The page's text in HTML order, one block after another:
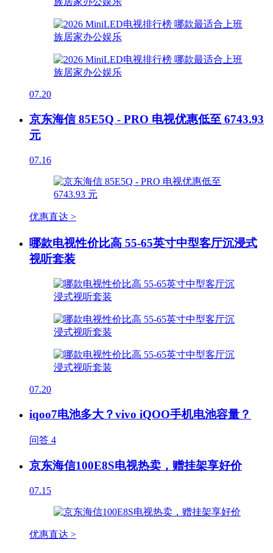
07.20
京东海信 85E5Q - PRO 电视优惠低至 6743.93
元
07.16
优惠直达 >
哪款电视性价比高 55-65英寸中型客厅沉浸式
视听套装
07.20
iqoo7电池多大？vivo iQOO手机电池容量？
问答 4
京东海信100E8S电视热卖，赠挂架享好价
07.15
优惠直达 >